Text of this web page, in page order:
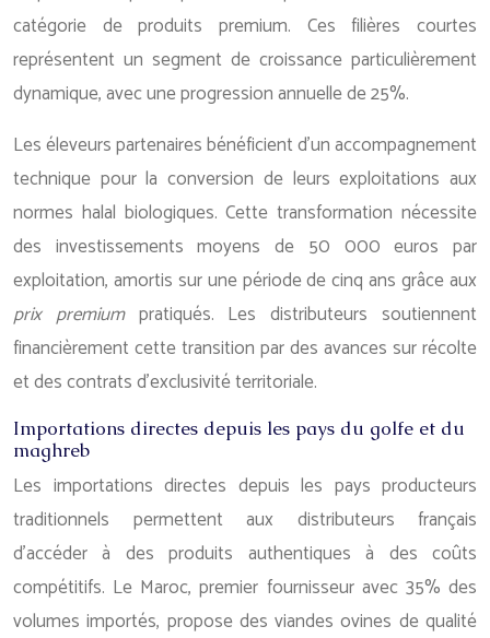
catégorie de produits premium. Ces filières courtes
représentent un segment de croissance particulièrement
dynamique, avec une progression annuelle de 25%.
Les éleveurs partenaires bénéficient d’un accompagnement
technique pour la conversion de leurs exploitations aux
normes halal biologiques. Cette transformation nécessite
des investissements moyens de 50 000 euros par
exploitation, amortis sur une période de cinq ans grâce aux
prix premium pratiqués. Les distributeurs soutiennent
financièrement cette transition par des avances sur récolte
et des contrats d’exclusivité territoriale.
Importations directes depuis les pays du golfe et du
maghreb
Les importations directes depuis les pays producteurs
traditionnels permettent aux distributeurs français
d’accéder à des produits authentiques à des coûts
compétitifs. Le Maroc, premier fournisseur avec 35% des
volumes importés, propose des viandes ovines de qualité